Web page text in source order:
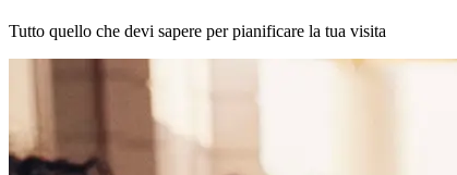
Tutto quello che devi sapere per pianificare la tua visita